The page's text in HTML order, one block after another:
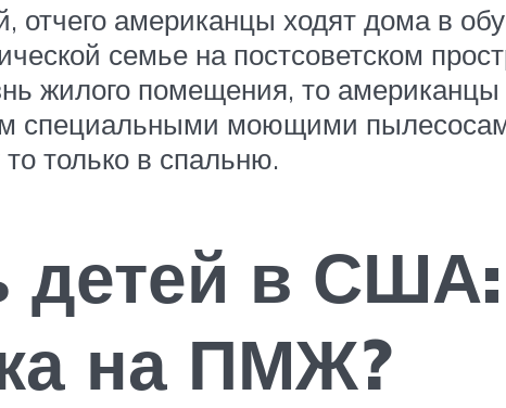
отчего американцы ходят дома в
семье на постсоветском
жилого помещения, то
специальными моющими
только в спальню.
в США:
на ПМЖ?